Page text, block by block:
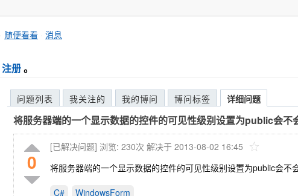
随便看看 消息
注册。
问题列表 我关注的 我的博问 博问标签 详细问题
将服务器端的一个显示数据的控件的可见性级别设置为public会不
0
[已解决问题] 浏览: 230次 解决于 2013-08-02 16:45
将服务器端的一个显示数据的控件的可见性级别设置为public会不
C#
WindowsForm